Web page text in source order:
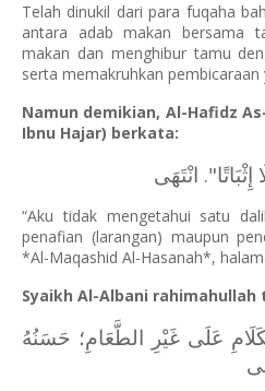
Telah dinukil dari para fuqaha
antara adab makan bersama
makan dan menghibur tamu
serta memakruhkan pembicaraan
Namun demikian, Al-Hafidz
Ibnu Hajar) berkata:
انْتَهَى
“Aku tidak mengetahui satu
penafian (larangan) maupun
*Al-Maqashid Al-Hasanah*,
Syaikh Al-Albani
عَلَى غَيْرِ الطَّعَامِ؛ حَسَنُهُ